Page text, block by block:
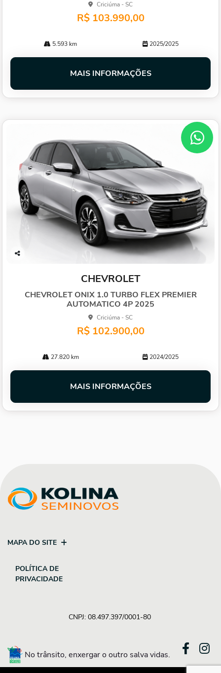
Criciúma - SC
R$ 103.990,00
5.593 km 2025/2025
MAIS INFORMAÇÕES
CHEVROLET
CHEVROLET ONIX 1.0 TURBO FLEX PREMIER
AUTOMATICO 4P 2025
Criciúma - SC
R$ 102.900,00
27.820 km 2024/2025
MAIS INFORMAÇÕES
MAPA DO SITE
POLÍTICA DE
PRIVACIDADE
CNPJ: 08.497.397/0001-80
No trânsito, enxergar o outro salva vidas.